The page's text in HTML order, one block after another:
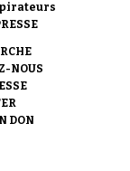
NOUS
DON